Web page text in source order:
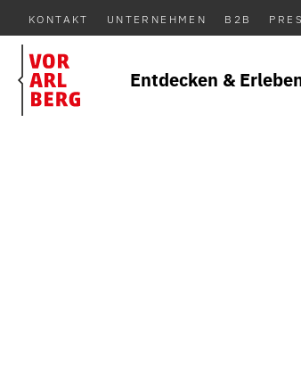
KONTAKT UNTERNEHMEN B2B
Entdecken &